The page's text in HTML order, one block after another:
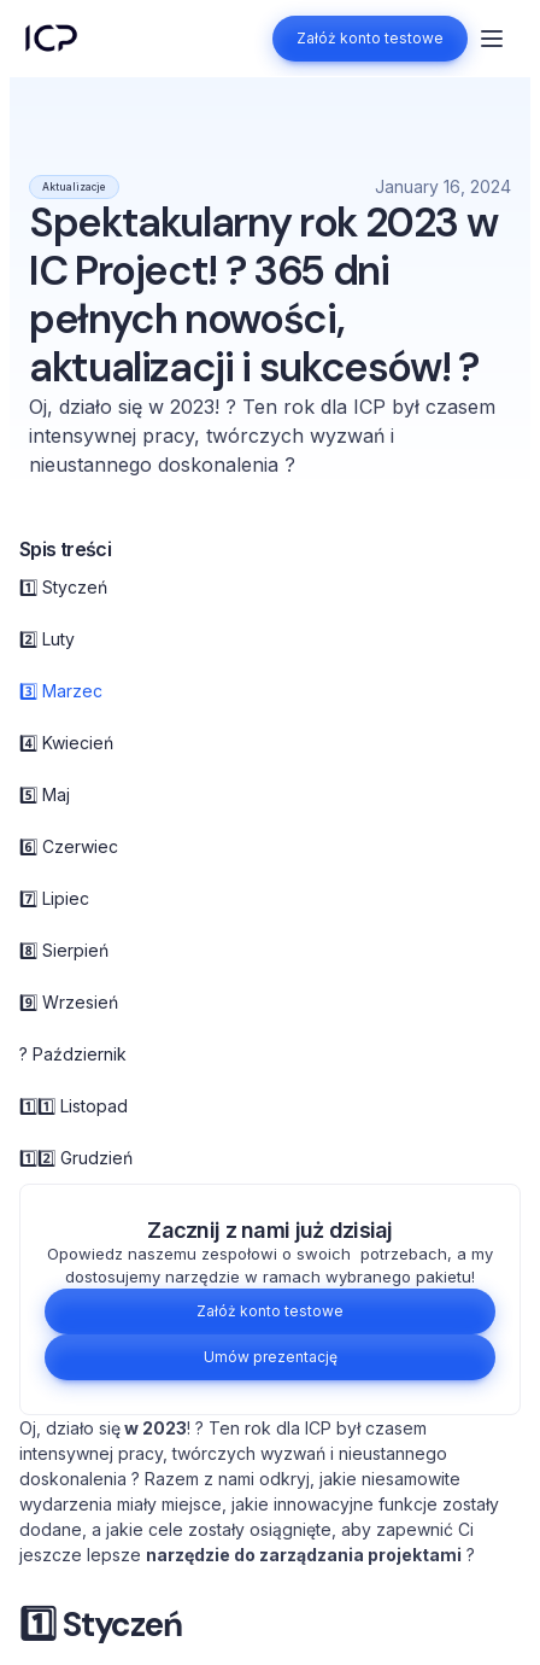
Załóż konto testowe
Załóż konto testowe
Aktualizacje January 16, 2024
Spektakularny rok 2023 w
IC Project! ? 365 dni
pełnych nowości,
aktualizacji i sukcesów! ?
Oj, działo się w 2023! ? Ten rok dla ICP był czasem
intensywnej pracy, twórczych wyzwań i
nieustannego doskonalenia ?
Spis treści
1️⃣ Styczeń
2️⃣ Luty
3️⃣ Marzec
4️⃣ Kwiecień
5️⃣ Maj
6️⃣ Czerwiec
7️⃣ Lipiec
8️⃣ Sierpień
9️⃣ Wrzesień
? Październik
1️⃣1️⃣ Listopad
1️⃣2️⃣ Grudzień
Zacznij z nami już dzisiaj
Opowiedz naszemu zespołowi o swoich potrzebach, a my
dostosujemy narzędzie w ramach wybranego pakietu!
Załóż konto testowe
Umów prezentację
Oj, działo sięw 2023! ? Ten rok dla ICP był czasem
intensywnej pracy, twórczych wyzwań i nieustannego
doskonalenia ? Razem z nami odkryj, jakie niesamowite
wydarzenia miały miejsce, jakie innowacyjne funkcje zostały
dodane, a jakie cele zostały osiągnięte, aby zapewnić Ci
jeszcze lepsze narzędzie do zarządzania projektami ?
1️⃣ Styczeń